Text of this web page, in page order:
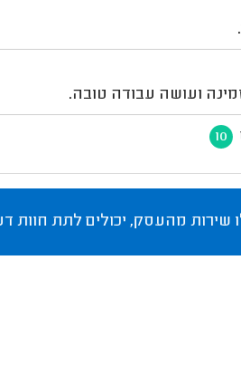
ועושה עבודה טובה.
10
שירות מהעסק, יכולים לתת חוות